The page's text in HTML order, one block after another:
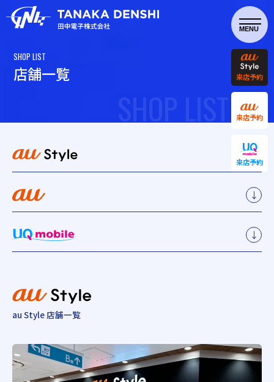
来店予約
来店予約
来店予約
SHOP LIST
店舗一覧
↓
↓
↓
au Style 店舗一覧